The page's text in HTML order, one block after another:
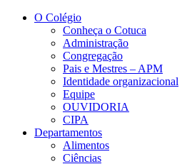
Conteúdo principal
O Colégio
Conheça o Cotuca
Administração
Congregação
Pais e Mestres – APM
Identidade organizacional
Equipe
OUVIDORIA
CIPA
Departamentos
Alimentos
Ciências